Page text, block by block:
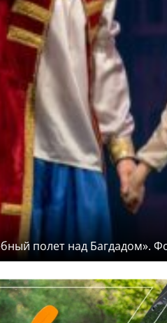
полет над Багдадом».